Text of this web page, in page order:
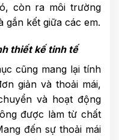
còn ra môi trường
gắn kết giữa các em.
thiết kế tinh tế
cũng mang lại tính
giản và thoải mái,
và hoạt động
được làm từ chất
đến sự thoải mái